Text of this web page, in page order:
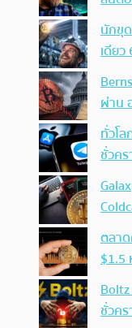
นักขุ
เดีย
ผ่าน
ทั่วโ
ชั่วค
ตลา
$1.5
ชั่วค